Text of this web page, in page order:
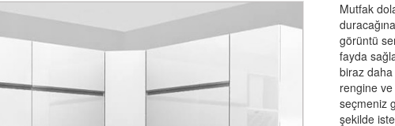
Mutfak
görüntü
fayda
biraz daha
rengine
seçmeniz
şekilde